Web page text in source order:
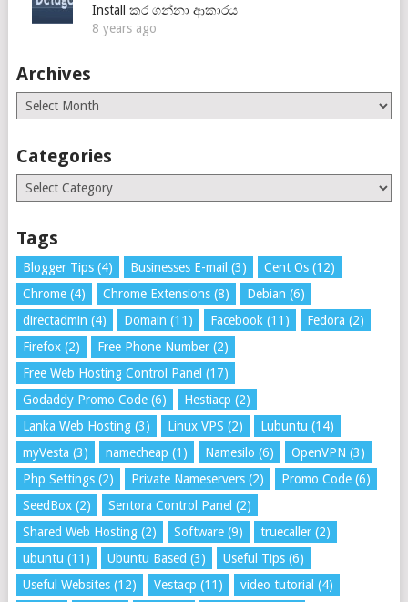
Install කර ගන්නා ආකාරය
8 years ago
Archives
Archives
Categories
Categories
Tags
Blogger Tips(4) Businesses E-mail (3) Cent Os(12)
Chrome(4) Chrome Extensions(8) Debian (6)
directadmin (4) Domain (11) Facebook (11) Fedora (2)
Firefox(2) Free Phone Number(2)
Free Web Hosting Control Panel (17)
Godaddy Promo Code(6) Hestiacp (2)
Lanka Web Hosting(3) Linux VPS (2) Lubuntu (14)
myVesta (3) namecheap (1) Namesilo (6) OpenVPN (3)
Php Settings(2) Private Nameservers(2) Promo Code(6)
SeedBox(2) Sentora Control Panel (2)
Shared Web Hosting(2) Software(9) truecaller(2)
ubuntu (11) Ubuntu Based (3) Useful Tips(6)
Useful Websites(12) Vestacp (11) video tutorial (4)